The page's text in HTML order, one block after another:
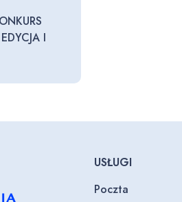
I
USŁUGI
Poczta